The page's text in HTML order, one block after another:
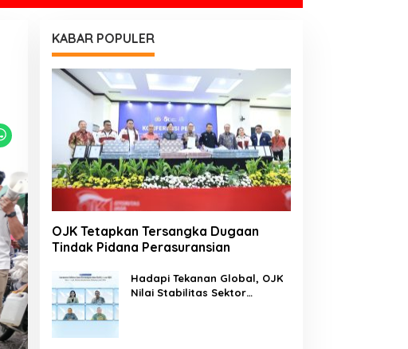
KABAR POPULER
OJK Tetapkan Tersangka Dugaan
Tindak Pidana Perasuransian
Hadapi Tekanan Global, OJK
Nilai Stabilitas Sektor